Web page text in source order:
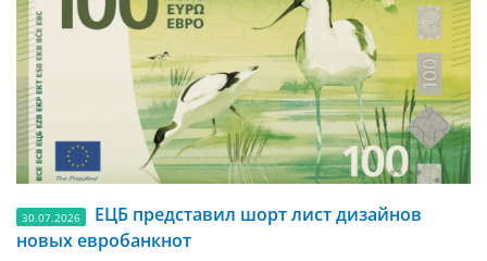
30.07.2026
ЕЦБ представил шорт лист дизайнов
новых евробанкнот